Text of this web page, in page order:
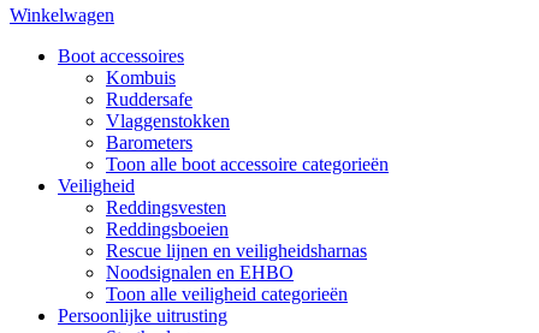
Winkelwagen
Boot accessoires
Kombuis
Ruddersafe
Vlaggenstokken
Barometers
Toon alle boot accessoire categorieën
Veiligheid
Reddingsvesten
Reddingsboeien
Rescue lijnen en veiligheidsharnas
Noodsignalen en EHBO
Toon alle veiligheid categorieën
Persoonlijke uitrusting